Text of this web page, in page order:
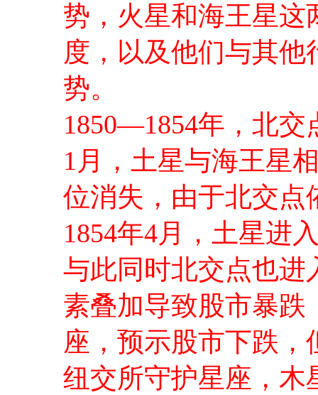
势，火星和海王星这
度，以及他们与其
势。
1850—1854年，北交
1月，土星与海王星
位消失，由于北交点
1854年4月，土星进
与此同时北交点也进
素叠加导致股市暴跌
座，预示股市下跌
纽交所守护星座，木